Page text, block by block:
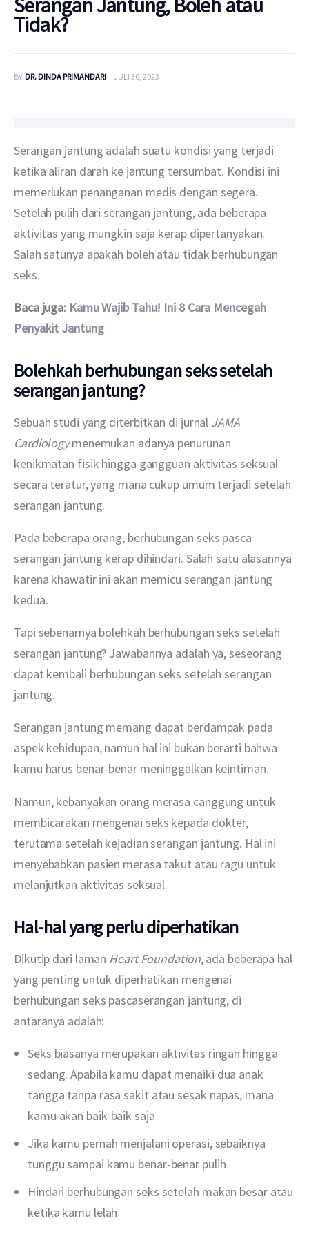
Tidak?
BY DR. DINDA PRIMANDARI JULI 30, 2023
Serangan jantung adalah suatu kondisi yang terjadi
ketika aliran darah ke jantung tersumbat. Kondisi ini
memerlukan penanganan medis dengan segera.
Setelah pulih dari serangan jantung, ada beberapa
aktivitas yang mungkin saja kerap dipertanyakan.
Salah satunya apakah boleh atau tidak berhubungan
seks.
Baca juga: Kamu Wajib Tahu! Ini 8 Cara Mencegah
Penyakit Jantung
Bolehkah berhubungan seks setelah
serangan jantung?
Sebuah studi yang diterbitkan di jurnal JAMA
Cardiology menemukan adanya penurunan
kenikmatan fisik hingga gangguan aktivitas seksual
secara teratur, yang mana cukup umum terjadi setelah
serangan jantung.
Pada beberapa orang, berhubungan seks pasca
serangan jantung kerap dihindari. Salah satu alasannya
karena khawatir ini akan memicu serangan jantung
kedua.
Tapi sebenarnya bolehkah berhubungan seks setelah
serangan jantung? Jawabannya adalah ya, seseorang
dapat kembali berhubungan seks setelah serangan
jantung.
Serangan jantung memang dapat berdampak pada
aspek kehidupan, namun hal ini bukan berarti bahwa
kamu harus benar-benar meninggalkan keintiman.
Namun, kebanyakan orang merasa canggung untuk
membicarakan mengenai seks kepada dokter,
terutama setelah kejadian serangan jantung. Hal ini
menyebabkan pasien merasa takut atau ragu untuk
melanjutkan aktivitas seksual.
Hal-hal yang perlu diperhatikan
Dikutip dari laman Heart Foundation, ada beberapa hal
yang penting untuk diperhatikan mengenai
berhubungan seks pascaserangan jantung, di
antaranya adalah:
Seks biasanya merupakan aktivitas ringan hingga
sedang. Apabila kamu dapat menaiki dua anak
tangga tanpa rasa sakit atau sesak napas, mana
kamu akan baik-baik saja
Jika kamu pernah menjalani operasi, sebaiknya
tunggu sampai kamu benar-benar pulih
Hindari berhubungan seks setelah makan besar atau
ketika kamu lelah